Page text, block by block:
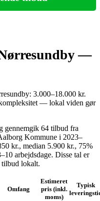
—
3.000–18.000 kr.
— lokal viden gør
gennemgik 64 tilbud fra
Kommune i 2023–
kr., median 5.900 kr., 75%
arbejdsdage. Disse tal er
tilbud lokalt.
Omfang
Estimeret
pris (inkl.
moms)
Typisk